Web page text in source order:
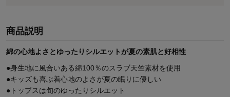
商品説明
綿の心地よさとゆったりシルエットが夏の素肌と好相性
●身生地に風合いある綿100％のスラブ天竺素材を使用
●キッズも喜ぶ着心地のよさが夏の眠りに優しい
●トップスは旬のゆったりシルエット